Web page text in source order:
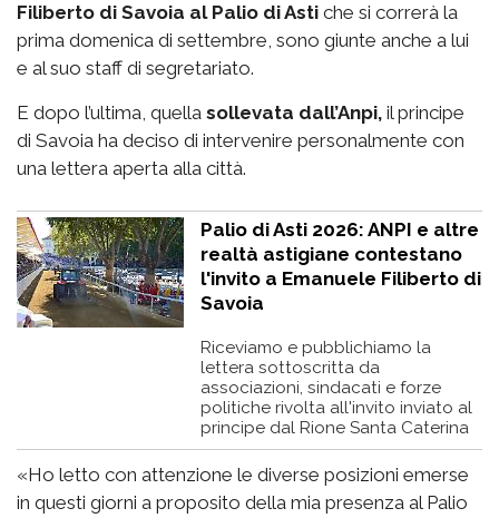
Filiberto di Savoia al Palio di Asti che si correrà la
prima domenica di settembre, sono giunte anche a lui
e al suo staff di segretariato.
E dopo l’ultima, quella sollevata dall’Anpi, il principe
di Savoia ha deciso di intervenire personalmente con
una lettera aperta alla città.
Palio di Asti 2026: ANPI e altre
realtà astigiane contestano
l'invito a Emanuele Filiberto di
Savoia
Riceviamo e pubblichiamo la
lettera sottoscritta da
associazioni, sindacati e forze
politiche rivolta all'invito inviato al
principe dal Rione Santa Caterina
«Ho letto con attenzione le diverse posizioni emerse
in questi giorni a proposito della mia presenza al Palio